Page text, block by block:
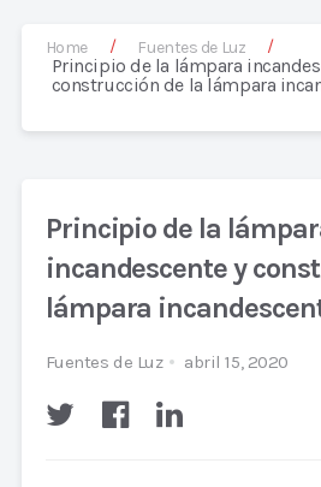
Home / Fuentes de Luz /
Principio de la lámpara
construcción de la lámpara
Principio de la
incandescente y
lámpara
Fuentes de Luz abril 15, 2020